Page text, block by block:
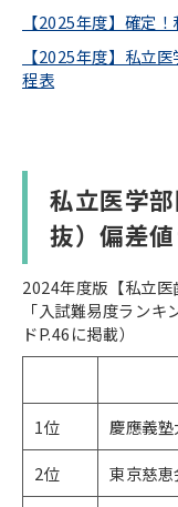
【2025年度】確定
【2025年度】私立
程表
私立医学
抜）偏差
2024年度版【私立
「入試難易度ラン
ドP.46に掲載）
1位
慶應義
2位
東京慈